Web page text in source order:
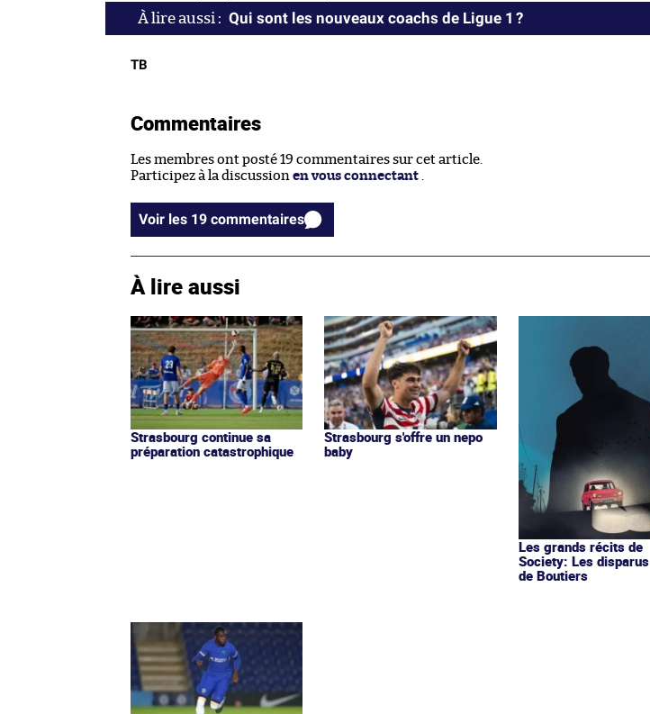
Qui sont les nouveaux coachs de Ligue 1 ?
TB
Commentaires
Les membres ont posté 19 commentaires sur cet article.
Participez à la discussion en vous connectant
Voir les 19 commentaires
À lire aussi
Strasbourg continue sa
préparation catastrophique
Strasbourg s'offre un nepo
baby
Les grands récits de
Society: Les disparus
de Boutiers